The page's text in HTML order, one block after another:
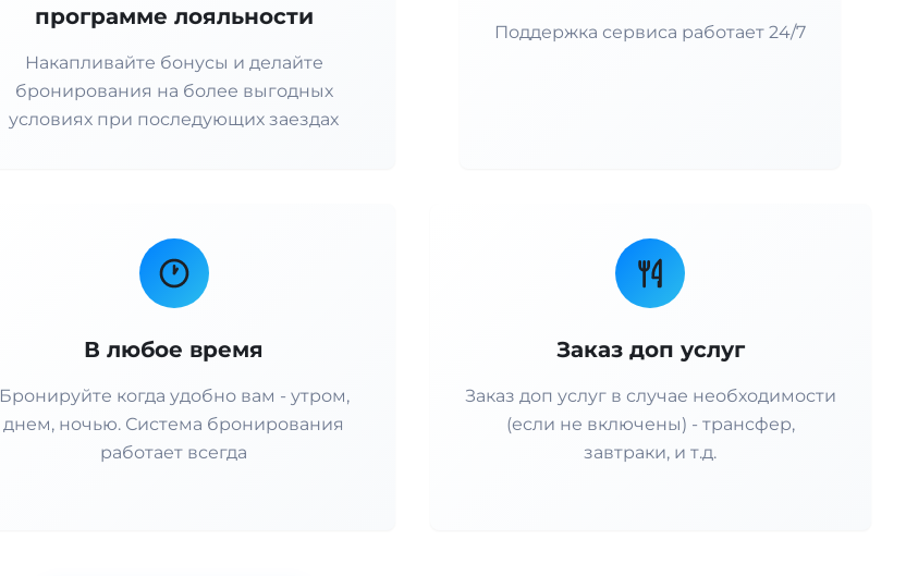
программе лояльности
Накапливайте бонусы и делайте
бронирования на более выгодных
условиях при последующих заездах
Поддержка сервиса работает 24/7
В любое время
Бронируйте когда удобно вам - утром,
днем, ночью. Система бронирования
работает всегда
Заказ доп услуг
Заказ доп услуг в случае необходимости
(если не включены) - трансфер,
завтраки, и т.д.